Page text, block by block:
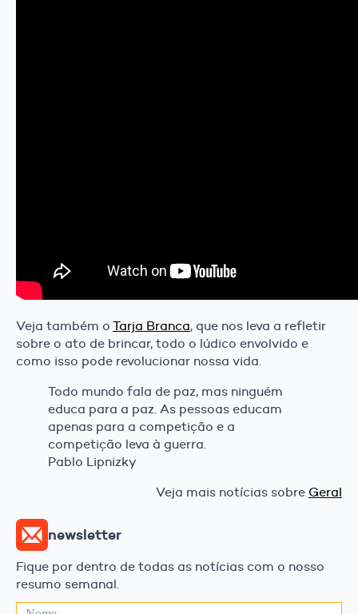
Veja também o Tarja Branca, que nos leva a refletir
sobre o ato de brincar, todo o lúdico envolvido e
como isso pode revolucionar nossa vida.
Todo mundo fala de paz, mas ninguém
educa para a paz. As pessoas educam
apenas para a competição e a
competição leva à guerra.
Pablo Lipnizky
Veja mais notícias sobre Geral
newsletter
Fique por dentro de todas as notícias com o nosso
resumo semanal.